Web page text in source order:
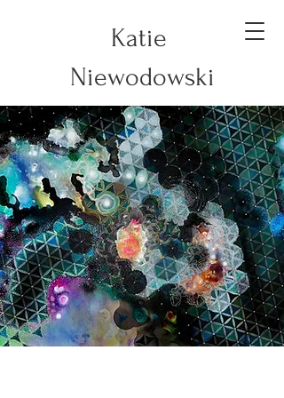
Katie
Niewodowski